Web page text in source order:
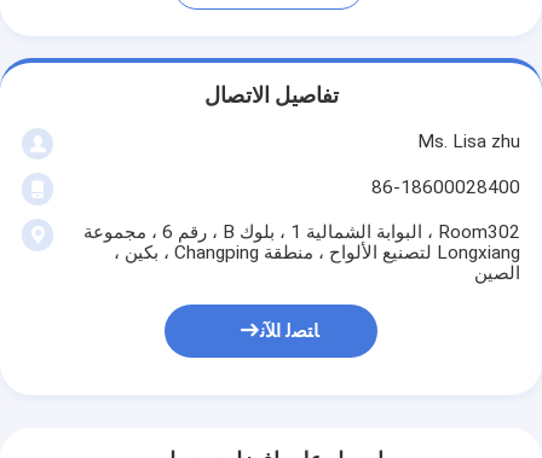
تفاصيل الاتصال
Ms. Lisa zhu
86-18600028400
Room302 ، البوابة الشمالية 1 ، بلوك B ، رقم 6 ، مجموعة
Longxiang لتصنيع الألواح ، منطقة Changping ، بكين ،
الصين
ﺎﺘﺼﻟ ﺍﻶﻧ